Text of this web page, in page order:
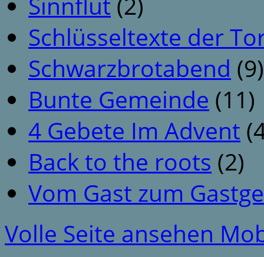
Schlüsseltexte der
Schwarzbrotabend (9)
Bunte Gemeinde (11)
4 Gebete Im Advent
Back to the roots (2)
Vom Gast zum
Volle Seite ansehen